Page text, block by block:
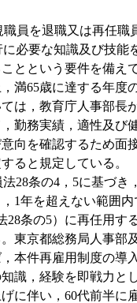
員を退職又は再任職
必要な知識及び技能
とという要件を備え
満65歳に達する年度
は，教育庁人事部長
勤務実績，適性及び
向を確認するため面
ると規定している。
28条の4，5に基づき
1年を超えない範囲
28条の5）に再任用す
東京都総務局人事部
本件再雇用制度の導
識，経験を即戦力と
に伴い，60代前半に